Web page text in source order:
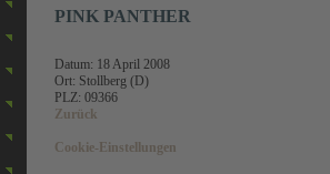
PINK PANTHER
Datum: 18 April 2008
Ort: Stollberg (D)
PLZ: 09366
Zurück
Cookie-Einstellungen